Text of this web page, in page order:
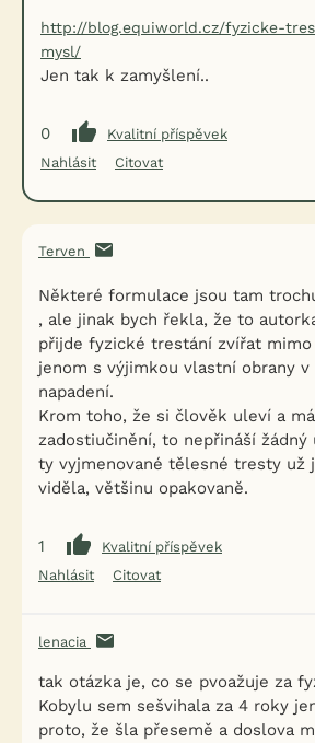
http://blog.equiworld.cz/fyzicke-
mysl/
Jen tak k zamyšlení..
0
Kvalitní příspěvek
Nahlásit
Citovat
Terven
Některé formulace jsou tam
, ale jinak bych řekla, že to
přijde fyzické trestání zvířat mimo
jenom s výjimkou vlastní obrany v
napadení.
Krom toho, že si člověk uleví a
zadostiučinění, to nepřináší žádný
ty vyjmenované tělesné tresty už
viděla, většinu opakovaně.
1
Kvalitní příspěvek
Nahlásit
Citovat
lenacia
tak otázka je, co se pvoažuje za
Kobylu sem sešvihala za 4 roky
proto, že šla přesemě a doslova